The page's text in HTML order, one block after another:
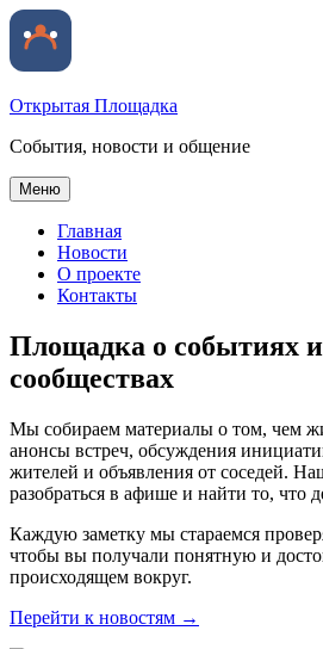
Открытая Площадка
События, новости и общение
Меню
Главная
Новости
О проекте
Контакты
Площадка о событиях
сообществах
Мы собираем материалы о том, чем
анонсы встреч, обсуждения
жителей и объявления от соседей.
разобраться в афише и найти то, что
Каждую заметку мы стараемся
чтобы вы получали понятную и
происходящем вокруг.
Перейти к новостям →